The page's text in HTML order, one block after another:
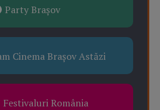
Party Brașov
Cinema Brașov Astăzi
Festivaluri România